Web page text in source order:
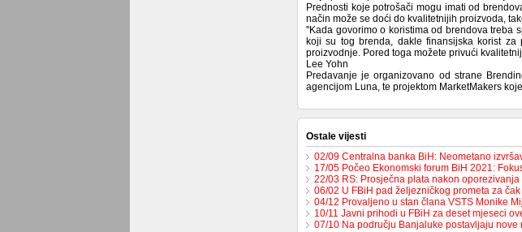
Prednosti koje potrošači mogu imati od
način može se doći do kvalitetnijih proizvoda,
''Kada govorimo o koristima od brendova treba
koji su tog brenda, dakle finansijska korist
proizvodnje. Pored toga možete privući
Lee Yohn
Predavanje je organizovano od strane
agencijom Luna, te projektom MarketMakers
Ostale vijesti
02/09 Centralna banka BiH: Neometano
17/05 Počeo Ekonomski forum BiH 2021:
22/03 RS: Prosječna plata nakon
06/02 U FBiH pad željezničkog prometa za
04/12 Provaljeno u stan člana VSTS Monike
10/11 Javni prihodi u FBiH za deset mjeseci
07/10 Na području Banjaluke postavljaju nove